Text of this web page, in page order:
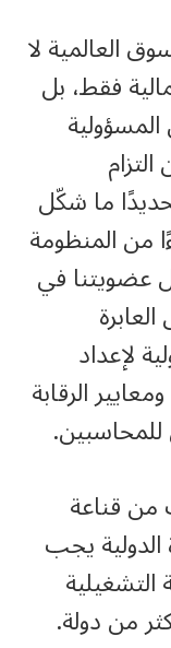
العالمية لا
فقط، بل
ما شكّل
من المنظومة
عضويتنا في
لإعداد
الرقابة
للمحاسبين.
من قناعة
الدولية يجب
من دولة.